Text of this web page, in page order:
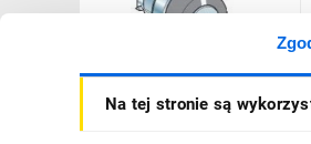
Na tej stronie są
Głowica oper. z kołnierzem
O 28,5mm, metalowa,